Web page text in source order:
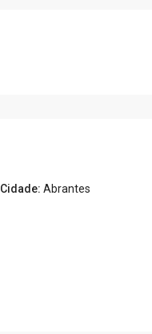
Cidade: Abrantes